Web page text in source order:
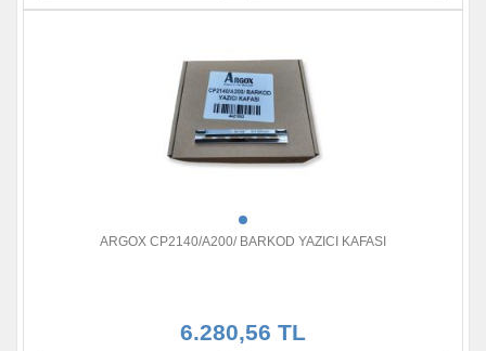
ARGOX CP2140/A200/ BARKOD YAZICI KAFASI
6.280,56 TL